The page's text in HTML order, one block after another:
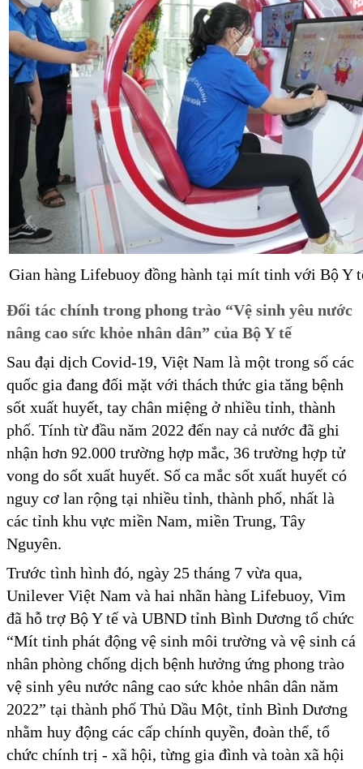
Gian hàng Lifebuoy đồng hành tại mít tinh với Bộ Y
Đối tác chính trong phong trào “Vệ sinh yêu nước
nâng cao sức khỏe nhân dân” của Bộ Y tế
Sau đại dịch Covid-19, Việt Nam là một trong số các
quốc gia đang đối mặt với thách thức gia tăng bệnh
sốt xuất huyết, tay chân miệng ở nhiều tỉnh, thành
phố. Tính từ đầu năm 2022 đến nay cả nước đã ghi
nhận hơn 92.000 trường hợp mắc, 36 trường hợp tử
vong do sốt xuất huyết. Số ca mắc sốt xuất huyết có
nguy cơ lan rộng tại nhiều tỉnh, thành phố, nhất là
các tỉnh khu vực miền Nam, miền Trung, Tây
Nguyên.
Trước tình hình đó, ngày 25 tháng 7 vừa qua,
Unilever Việt Nam và hai nhãn hàng Lifebuoy, Vim
đã hỗ trợ Bộ Y tế và UBND tỉnh Bình Dương tổ chức
“Mít tinh phát động vệ sinh môi trường và vệ sinh cá
nhân phòng chống dịch bệnh hưởng ứng phong trào
vệ sinh yêu nước nâng cao sức khỏe nhân dân năm
2022” tại thành phố Thủ Dầu Một, tỉnh Bình Dương
nhằm huy động các cấp chính quyền, đoàn thể, tổ
chức chính trị - xã hội, từng gia đình và toàn xã hội